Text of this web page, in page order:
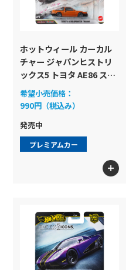
ホットウィール カーカル
チャー ジャパンヒストリ
ックス5 トヨタ AE86 スプ
リンター トレノ
希望小売価格：
990円（税込み）
発売中
プレミアムカー